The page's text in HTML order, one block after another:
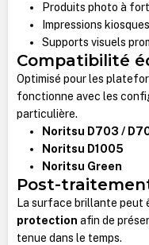
Produits photo à
Impressions
Supports visuels
Compatibilité
Optimisé pour les
fonctionne avec les
particulière.
Noritsu D703 /
Noritsu D1005
Noritsu Green
Post-
La surface brillante peut
protection afin de
tenue dans le temps.